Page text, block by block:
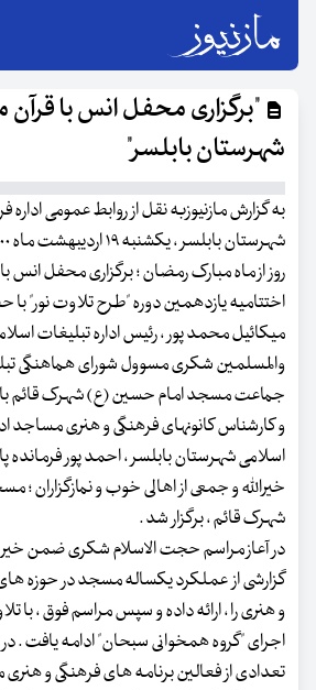
"برگزاری محفل انس با
شهرستان بابلسر"
به گزارش مازنیوزبه نقل از روابط‌ عمومی
روز از ماه مبارک رمضان ؛ برگزاری محفل انس
اختتامیه یازدهمین دوره "طرح تلاوت نور"
میکائیل محمد پور ، رئیس اداره تبلیغات
والمسلمین شکری مسوول شورای هماهنگی
جماعت مسجد امام حسین (ع) شهرک قائم
و کارشناس کانونهای فرهنگی و هنری مساجد
اسلامی شهرستان بابلسر ، احمد پور
خیرالله و جمعی از اهالی خوب و نمازگزاران
شهرک قائم ، برگزار شد .
در آعاز مراسم حجت الاسلام شکری ضمن
گزارشی از عملکرد یکساله مسجد در حوزه
و هنری را ، ارائه داده و سپس مراسم فوق ، با
اجرای "گروه همخوانی سبحان" ادامه یافت . در
تعدادی از فعالین برنامه های فرهنگی و